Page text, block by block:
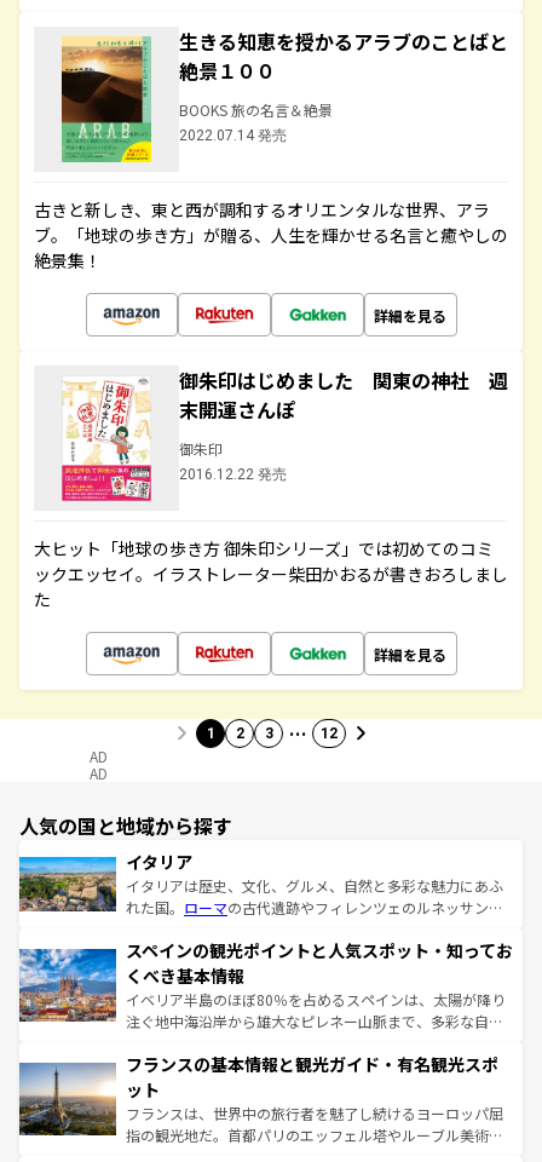
生きる知恵を授かるアラブのことばと
絶景１００
BOOKS 旅の名言＆絶景
2022.07.14 発売
古きと新しき、東と西が調和するオリエンタルな世界、アラ
ブ。「地球の歩き方」が贈る、人生を輝かせる名言と癒やしの
絶景集！
詳細を見る
御朱印はじめました 関東の神社 週
末開運さんぽ
御朱印
2016.12.22 発売
大ヒット「地球の歩き方 御朱印シリーズ」では初めてのコミ
ックエッセイ。イラストレーター柴田かおるが書きおろしまし
た
詳細を見る
1 2 3 … 12
AD
AD
人気の国と地域から探す
イタリア
イタリアは歴史、文化、グルメ、自然と多彩な魅力にあふ
れた国。 ローマの古代遺跡やフィレンツェのルネッサンス
ろん、トスカーナの美しい田園風景やアマルフィ海岸の絶
景など、自然景観も見逃せない。観光の合間には、本場の
ピザやパスタなど、絶品のイタリア料理を堪能することも
できる。朝目覚めてから夜眠るまで、すべての瞬間を楽し
なお、新着のイタリア情報はコンテンツ一覧を参照してほ
しい。
スペインの観光ポイントと人気スポット・知ってお
くべき基本情報
イベリア半島のほぼ80％を占めるスペインは、太陽が降り
注ぐ地中海沿岸から雄大なピレネー山脈まで、多彩な自然
文化が根付くこの国では、情熱的なフラメンコ、熱気あふ
れる闘牛、そして美味しいタパスが生活の一部となってい
る。首都マドリードの洗練された雰囲気や、バルセロナの
アートに溢れた街角から、地方では古代ローマ遺跡や中世
フランスの基本情報と観光ガイド・有名観光スポ
ット
フランスは、世界中の旅行者を魅了し続けるヨーロッパ屈
指の観光地だ。首都パリのエッフェル塔やルーブル美術館